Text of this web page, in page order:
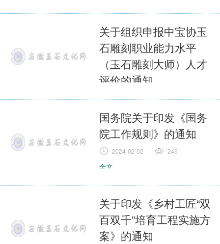
关于组织申报中宝协玉
石雕刻职业能力水平
（玉石雕刻大师）人才
评价的通知
2024-02-02 214
全文
国务院关于印发《国务
院工作规则》的通知
2024-02-02 246
全文
关于印发《乡村工匠“双
百双千”培育工程实施方
案》的通知